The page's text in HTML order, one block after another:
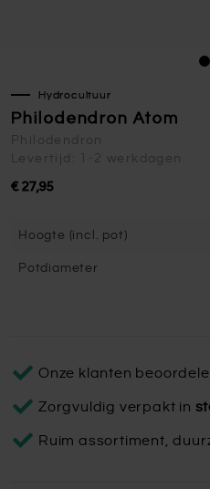
Hydrocultuur
Philodendron Atom
Philodendron
Levertijd: 1-2 werkdagen
€ 27,95
Hoogte (incl. pot)
Potdiameter
Onze klanten
Zorgvuldig verpakt in
Ruim assortiment,